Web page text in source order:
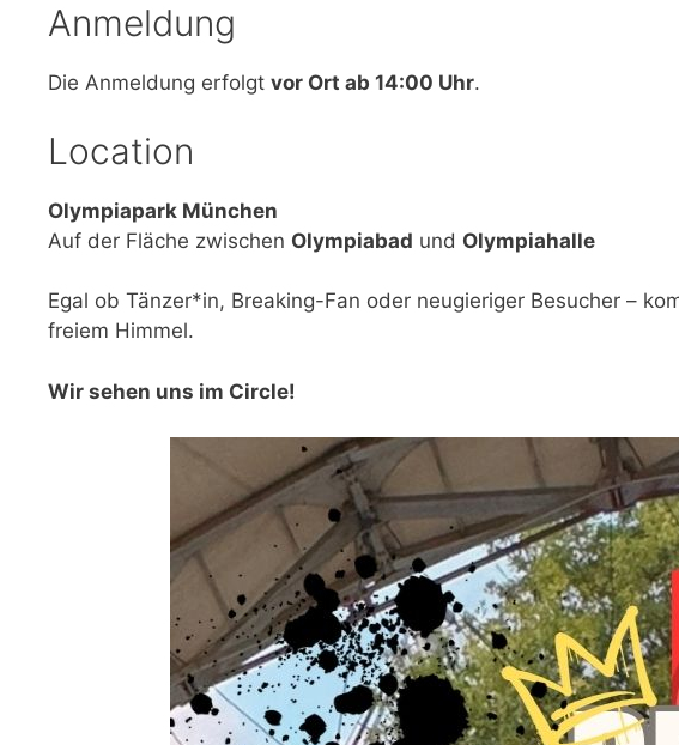
Anmeldung
Die Anmeldung erfolgt vor Ort ab 14:00 Uhr.
Location
Olympiapark München
Auf der Fläche zwischen Olympiabad und Olympiahalle
Egal ob Tänzer*in, Breaking-Fan oder neugieriger Besucher –
freiem Himmel.
Wir sehen uns im Circle!